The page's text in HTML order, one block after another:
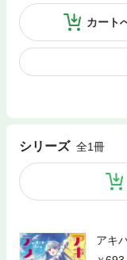
カート
シリーズ 全1冊
アキ